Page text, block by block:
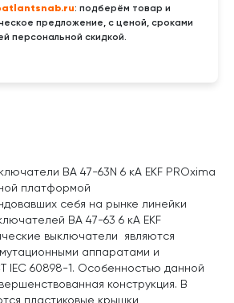
: подберём товар и
предложение, с ценой, сроками
персональной скидкой.
ВА 47-63N 6 кА EKF PROxima
платформой
себя на рынке линейки
ВА 47-63 6 кА EKF
выключатели являются
аппаратами и
IEC 60898-1. Особенностью данной
конструкция. В
пластиковые крышки,